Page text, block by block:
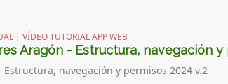
| VÍDEO TUTORIAL APP WEB
Aragón - Estructura, navegación
Estructura, navegación y permisos 2024 v.2